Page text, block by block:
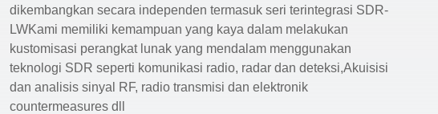
dikembangkan secara independen termasuk seri terintegrasi SDR-
LWKami memiliki kemampuan yang kaya dalam melakukan
kustomisasi perangkat lunak yang mendalam menggunakan
teknologi SDR seperti komunikasi radio, radar dan deteksi,Akuisisi
dan analisis sinyal RF, radio transmisi dan elektronik
countermeasures dll